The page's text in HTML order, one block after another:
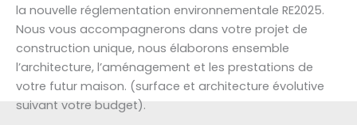
la nouvelle réglementation environnementale RE2025.
Nous vous accompagnerons dans votre projet de
construction unique, nous élaborons ensemble
l’architecture, l’aménagement et les prestations de
votre futur maison. (surface et architecture évolutive
suivant votre budget).